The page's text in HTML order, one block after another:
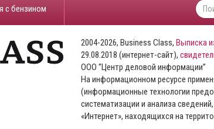
с бензином
2004-2026, Business Class, Выписка
29.08.2018 (интернет-сайт),
ООО “Центр деловой информации”
На информационном ресурсе
(информационные технологии
систематизации и анализа
«Интернет», находящихся на